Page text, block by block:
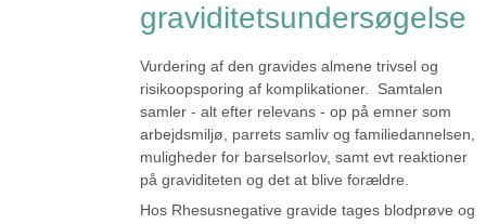
graviditetsundersøgelse
Vurdering af den gravides almene trivsel og
risikoopsporing af komplikationer. Samtalen
samler - alt efter relevans - op på emner som
arbejdsmiljø, parrets samliv og familiedannelsen,
muligheder for barselsorlov, samt evt reaktioner
på graviditeten og det at blive forældre.
Hos Rhesusnegative gravide tages blodprøve og